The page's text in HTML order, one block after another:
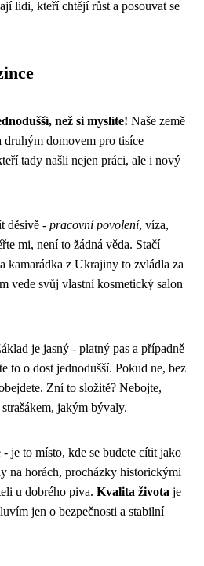
lidi, kteří chtějí růst a posouvat se
než si myslíte! Naše země
druhým domovem pro tisíce
tady našli nejen práci, ale i nový
děsivě - pracovní povolení, víza,
mi, není to žádná věda. Stačí
kamarádka z Ukrajiny to zvládla za
vede svůj vlastní kosmetický salon
je jasný - platný pas a případně
to o dost jednodušší. Pokud ne, bez
Zní to složitě? Nebojte,
jakým bývaly.
- je to místo, kde se budete cítit jako
na horách, procházky historickými
u dobrého piva. Kvalita života je
jen o bezpečnosti a stabilní